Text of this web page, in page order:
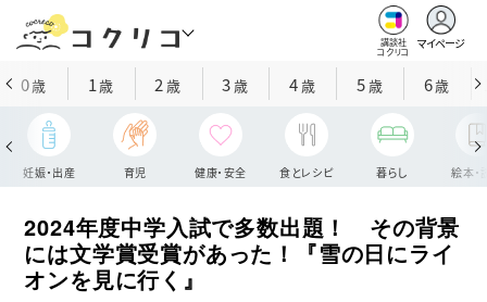
講談社
コクリコ
マイページ
0歳 1歳 2 歳 3歳 4歳 5歳 6歳
妊娠・出産 育児 健康・安全 食とレシピ 暮らし 絵本・
2024年度中学入試で多数出題！ その背景
には文学賞受賞があった！『雪の日にライ
オンを見に行く』